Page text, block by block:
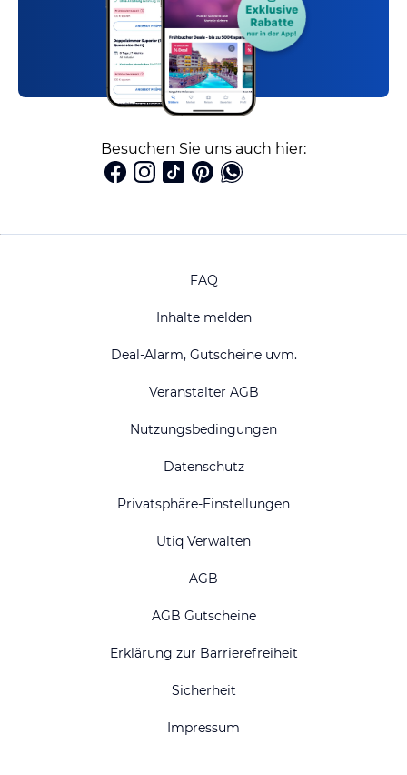
Besuchen Sie uns auch hier:
FAQ
Inhalte melden
Deal-Alarm, Gutscheine uvm.
Veranstalter AGB
Nutzungsbedingungen
Datenschutz
Privatsphäre-Einstellungen
Utiq Verwalten
AGB
AGB Gutscheine
Erklärung zur Barrierefreiheit
Sicherheit
Impressum